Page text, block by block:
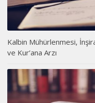
Kalbin Mühürlenmesi,
ve Kur’ana Arzı